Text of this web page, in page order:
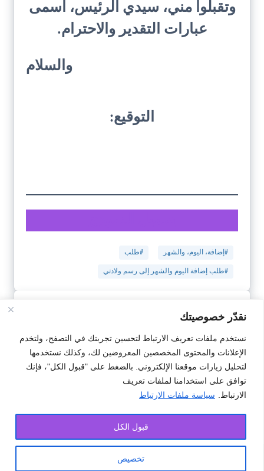
نقدّر خصوصيتك
نستخدم ملفات تعريف الارتباط لتحسين تجربتك في التصفح، ولتخدم
الإعلانات والمحتوى المخصصين المعروضين لك، وكذلك نستخدمها
لتحليل زيارات موقعنا الإلكتروني. بالضغط على "قبول الكل"، فإنك
توافق على استخدامنا لملفات تعريف
الارتباط.
سياسة ملفات الارتباط
تخصيص
قبول الكل
وتقبلوا مني، سيدي الرئيس، أسمى
عبارات التقدير والاحترام.
والسلام
التوقيع:
#إضافة، اليوم، والشهر #طلب
#طلب إضافة اليوم والشهر إلى رسم ولادتي
لم يعد بإمكان المحكمة قبول طلب زيادة اليوم والشهر في رسم الولادة
رسم ولادتها وكل مرة يقولون لي أن الصلاحية لم تعطى بعد لا للمحكمة أو
الولاية وانا اعاني من هدا المءزق القانوني منذ 3اشهر وانا في دولة الحق